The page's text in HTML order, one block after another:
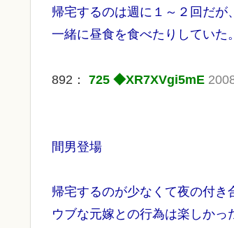
帰宅するのは週に１～２回だが
一緒に昼食を食べたりしていた。
892： 725 ◆XR7XVgi5mE
間男登場
帰宅するのが少なくて夜の付き
ウブな元嫁との行為は楽しかっ